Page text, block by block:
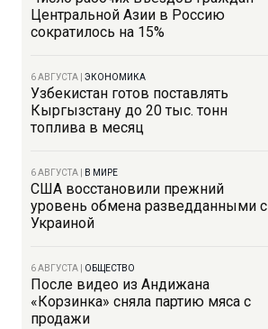
Центральной Азии в Россию
сократилось на 15%
6 АВГУСТА ЭКОНОМИКА
Узбекистан готов поставлять
Кыргызстану до 20 тыс. тонн
топлива в месяц
6 АВГУСТА В МИРЕ
США восстановили прежний
уровень обмена разведданными с
Украиной
6 АВГУСТА ОБЩЕСТВО
После видео из Андижана
«Корзинка» сняла партию мяса с
продажи